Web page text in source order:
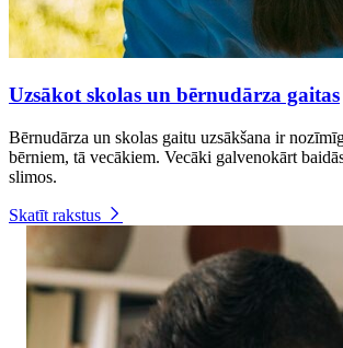
Uzsākot skolas un bērnudārza gaitas
Bērnudārza un skolas gaitu uzsākšana ir
bērniem, tā vecākiem. Vecāki galvenokārt
slimos.
Skatīt rakstus